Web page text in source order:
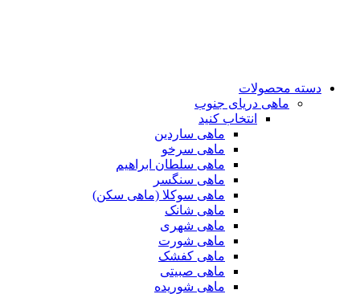
دسته محصولات
ماهی دریای جنوب
انتخاب کنید
ماهی ساردین
ماهی سرخو
ماهی سلطان ابراهیم
ماهی سنگسر
ماهی سوکلا (ماهی سکن)
ماهی شانک
ماهی شهری
ماهی شورت
ماهی کفشک
ماهی صبیتی
ماهی شوریده